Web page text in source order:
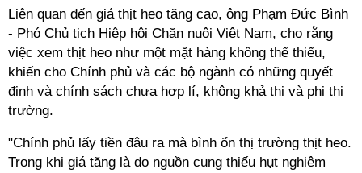
Liên quan đến giá thịt heo tăng cao, ông Phạm Đức Bình
- Phó Chủ tịch Hiệp hội Chăn nuôi Việt Nam, cho rằng
việc xem thịt heo như một mặt hàng không thể thiếu,
khiến cho Chính phủ và các bộ ngành có những quyết
định và chính sách chưa hợp lí, không khả thi và phi thị
trường.
"Chính phủ lấy tiền đâu ra mà bình ổn thị trường thịt heo.
Trong khi giá tăng là do nguồn cung thiếu hụt nghiêm